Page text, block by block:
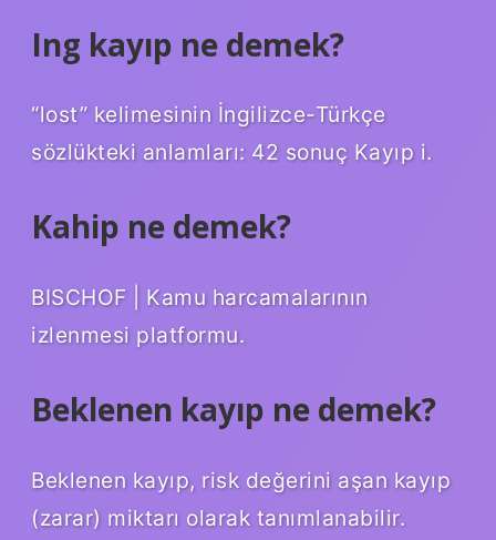
Ing kayıp ne demek?
“lost” kelimesinin İngilizce-Türkçe
sözlükteki anlamları: 42 sonuç Kayıp i.
Kahip ne demek?
BISCHOF | Kamu harcamalarının
izlenmesi platformu.
Beklenen kayıp ne demek?
Beklenen kayıp, risk değerini aşan kayıp
(zarar) miktarı olarak tanımlanabilir.